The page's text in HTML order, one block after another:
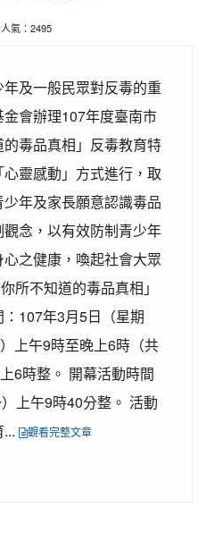
氣：2495
及一般民眾對反毒的重
會辦理107年度臺南市
毒品真相」反毒教育特
靈感動」方式進行，取
年及家長願意認識毒品
念，以有效防制青少年
之健康，喚起社會大眾
所不知道的毒品真相」
107年3月5日（星期
上午9時至晚上6時（共
6時整。 開幕活動時間
上午9時40分整。 活動
觀看完整文章